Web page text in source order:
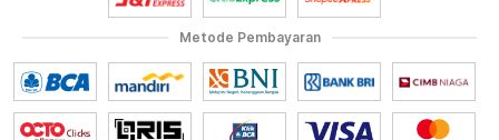
Metode Pembayaran